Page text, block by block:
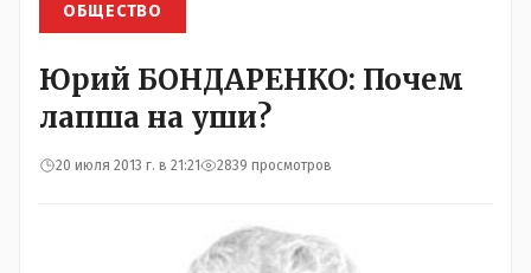
ОБЩЕСТВО
Юрий БОНДАРЕНКО: Почем
лапша на уши?
20 июля 2013 г. в 21:21 2839 просмотров